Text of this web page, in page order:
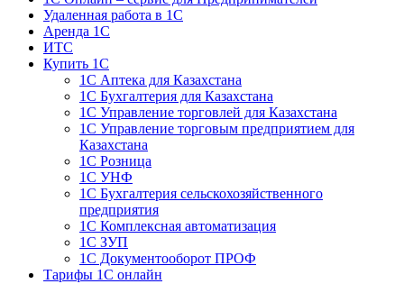
Удаленная работа в 1С
Аренда 1С
ИТС
Купить 1С
1С Аптека для Казахстана
1С Бухгалтерия для Казахстана
1С Управление торговлей для Казахстана
1С Управление торговым предприятием для
Казахстана
1С Розница
1С УНФ
1С Бухгалтерия сельскохозяйственного
предприятия
1С Комплексная автоматизация
1С ЗУП
1С Документооборот ПРОФ
Тарифы 1С онлайн